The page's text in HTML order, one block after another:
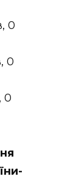
0
0
0